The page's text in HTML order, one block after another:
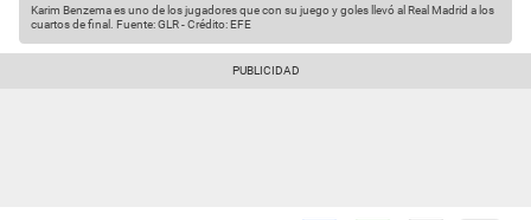
Karim Benzema es uno de los jugadores que con su juego y goles llevó al Real Madrid a los
cuartos de final. Fuente: GLR-Crédito: EFE